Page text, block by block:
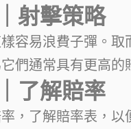
射擊策略
容易浪費子彈。
們通常具有更高的
了解賠率
，了解賠率表，